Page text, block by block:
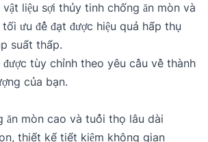
vật liệu sợi thủy tinh chống ăn mòn và
ưu để đạt được hiệu quả hấp thụ
suất thấp.
tùy chỉnh theo yêu cầu về thành
của bạn.
ăn mòn cao và tuổi thọ lâu dài
thiết kế tiết kiệm không gian